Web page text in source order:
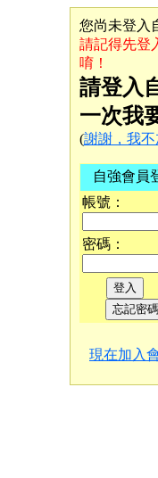
您尚未登入
請記得先登
唷！
請登入
一次我
(謝謝，我
自強會員
帳號：
密碼：
現在加入